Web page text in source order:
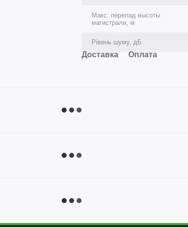
Макс. перепад высоты
магистрали, м
Рівень шуму, дБ
Доставка Оплата